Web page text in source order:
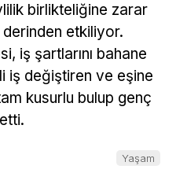
birlikteliğine zarar
etkiliyor.
iş şartlarını bahane
iş değiştiren ve eşine
kusurlu bulup genç
Yaşam